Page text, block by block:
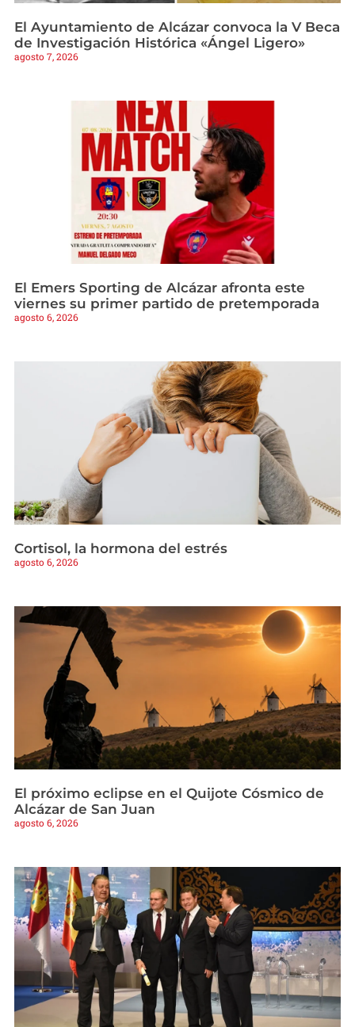
El Ayuntamiento de Alcázar convoca la V Beca
de Investigación Histórica «Ángel Ligero»
agosto 7, 2026
El Emers Sporting de Alcázar afronta este
viernes su primer partido de pretemporada
agosto 6, 2026
Cortisol, la hormona del estrés
agosto 6, 2026
El próximo eclipse en el Quijote Cósmico de
Alcázar de San Juan
agosto 6, 2026